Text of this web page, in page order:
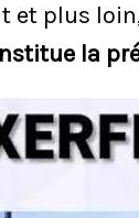
et plus
la